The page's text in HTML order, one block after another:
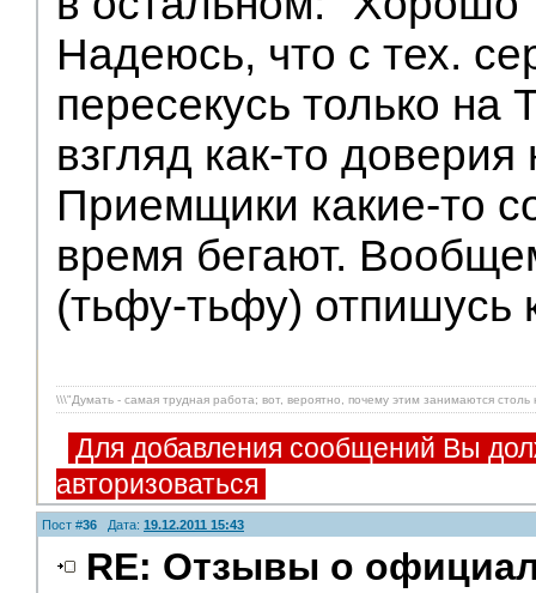
Надеюсь, что с тех.
пересекусь только
взгляд как-то
Приемщики какие-то
время бегают.
(тьфу-тьфу) отпишусь
\\\"Думать - самая трудная работа; вот, вероятно, почему этим занимаются
Для добавления сообщений Вы
авторизоваться
Пост #36 Дата: 19.12.2011 15:43
RE: Отзывы о